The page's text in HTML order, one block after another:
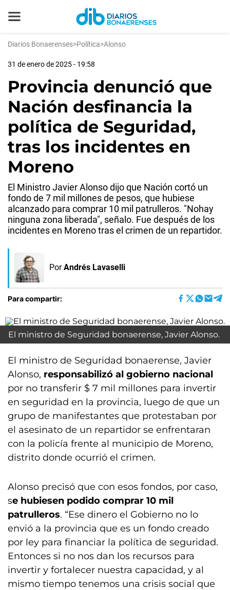
Diarios Bonaerenses>Política>Alonso
31 de enero de 2025 - 19:58
Provincia denunció que
Nación desfinancia la
política de Seguridad,
tras los incidentes en
Moreno
El Ministro Javier Alonso dijo que Nación cortó un
fondo de 7 mil millones de pesos, que hubiese
alcanzado para comprar 10 mil patrulleros. "Nohay
ninguna zona liberada", señalo. Fue después de los
incidentes en Moreno tras el crimen de un repartidor.
Por Andrés Lavaselli
Para compartir:
El ministro de Seguridad bonaerense, Javier Alonso.
El ministro de Seguridad bonaerense, Javier
Alonso, responsabilizó al gobierno nacional
por no transferir $ 7 mil millones para invertir
en seguridad en la provincia, luego de que un
grupo de manifestantes que protestaban por
el asesinato de un repartidor se enfrentaran
con la policía frente al municipio de Moreno,
distrito donde ocurrió el crimen.
Alonso precisó que con esos fondos, por caso,
se hubiesen podido comprar 10 mil
patrulleros. “Ese dinero el Gobierno no lo
envió a la provincia que es un fondo creado
por ley para financiar la política de seguridad.
Entonces si no nos dan los recursos para
invertir y fortalecer nuestra capacidad, y al
mismo tiempo tenemos una crisis social que